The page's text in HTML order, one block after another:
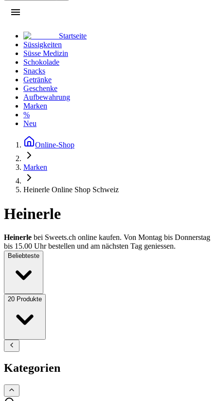
Startseite
Süssigkeiten
Süsse Medizin
Schokolade
Snacks
Getränke
Geschenke
Aufbewahrung
Marken
%
Neu
Online-Shop
Marken
Heinerle Online Shop Schweiz
Heinerle
Heinerle bei Sweets.ch online kaufen. Von Montag bis Donnerstag
bis 15.00 Uhr bestellen und am nächsten Tag geniessen.
Beliebteste
20 Produkte
Kategorien